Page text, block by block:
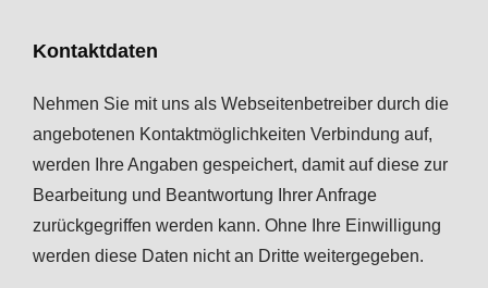
Kontaktdaten
Nehmen Sie mit uns als Webseitenbetreiber durch die
angebotenen Kontaktmöglichkeiten Verbindung auf,
werden Ihre Angaben gespeichert, damit auf diese zur
Bearbeitung und Beantwortung Ihrer Anfrage
zurückgegriffen werden kann. Ohne Ihre Einwilligung
werden diese Daten nicht an Dritte weitergegeben.